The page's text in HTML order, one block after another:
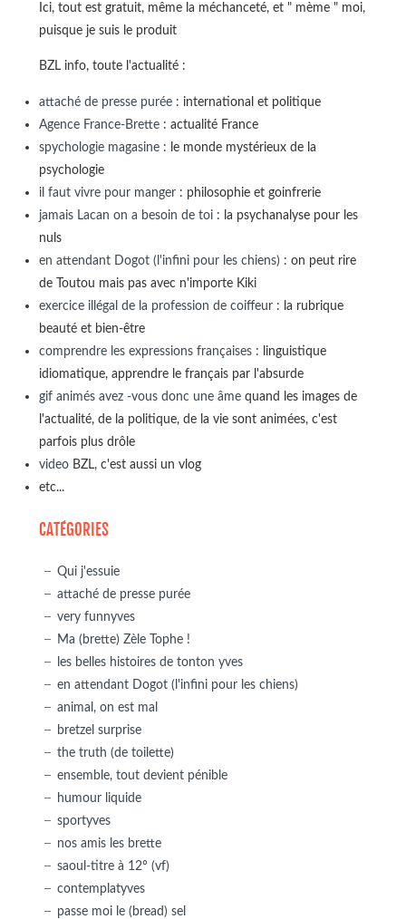
Ici, tout est gratuit, même la méchanceté, et " mème " moi,
puisque je suis le produit
BZL info, toute l'actualité :
attaché de presse purée: international et politique
Agence France-Brette: actualité France
spychologie magasine: le monde mystérieux de la
psychologie
il faut vivre pour manger: philosophie et goinfrerie
jamais Lacan on a besoin de toi: la psychanalyse pour les
nuls
en attendant Dogot (l'infini pour les chiens): on peut rire
de Toutou mais pas avec n'importe Kiki
exercice illégal de la profession de coiffeur: la rubrique
beauté et bien-être
comprendre les expressions françaises: linguistique
idiomatique, apprendre le français par l'absurde
gif animés avez -vous donc une âmequand les images de
l'actualité, de la politique, de la vie sont animées, c'est
parfois plus drôle
videoBZL, c'est aussi un vlog
etc...
CATÉGORIES
Qui j'essuie
attaché de presse purée
very funnyves
Ma (brette) Zèle Tophe !
les belles histoires de tonton yves
en attendant Dogot (l'infini pour les chiens)
animal, on est mal
bretzel surprise
the truth (de toilette)
ensemble, tout devient pénible
humour liquide
sportyves
nos amis les brette
saoul-titre à 12° (vf)
contemplatyves
passe moi le (bread) sel